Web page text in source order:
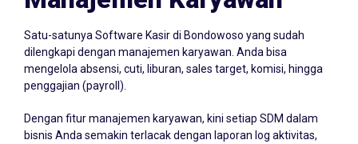
dilengkapi dengan manajemen karyawan. Anda bisa
mengelola absensi, cuti, liburan, sales target, komisi, hingga
penggajian (payroll).
bisnis Anda semakin terlacak dengan laporan log aktivitas,
absensi, jam kerja hingga pencapaian mereka dari hari ke